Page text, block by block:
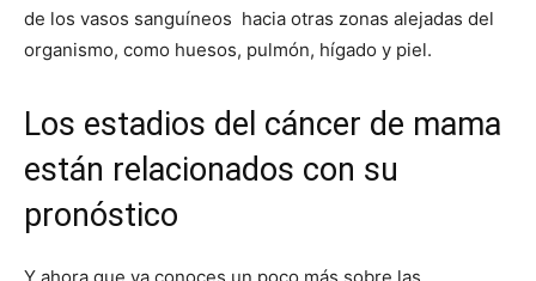
de los vasos sanguíneos hacia otras zonas alejadas del
organismo, como huesos, pulmón, hígado y piel.
Los estadios del cáncer de mama
están relacionados con su
pronóstico